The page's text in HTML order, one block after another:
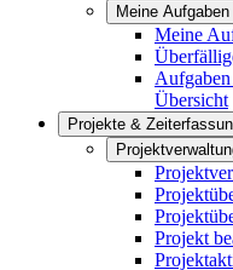
Meine Aufgaben
Meine
Übersicht
Projekte &
Projekt